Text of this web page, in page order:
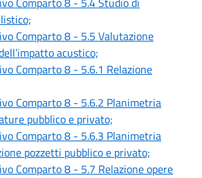
Comparto 8 - 5.5 Valutazione
acustico;
Comparto 8 - 5.6.1 Relazione
Comparto 8 - 5.6.2 Planimetria
pubblico e privato;
Comparto 8 - 5.6.3 Planimetria
pozzetti pubblico e privato;
Comparto 8 - 5.7 Relazione opere